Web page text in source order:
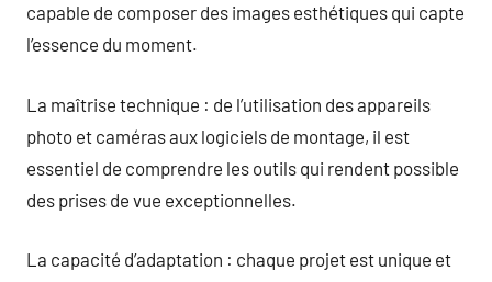
capable de composer des images esthétiques qui capte
l’essence du moment.
La maîtrise technique : de l’utilisation des appareils
photo et caméras aux logiciels de montage, il est
essentiel de comprendre les outils qui rendent possible
des prises de vue exceptionnelles.
La capacité d’adaptation : chaque projet est unique et